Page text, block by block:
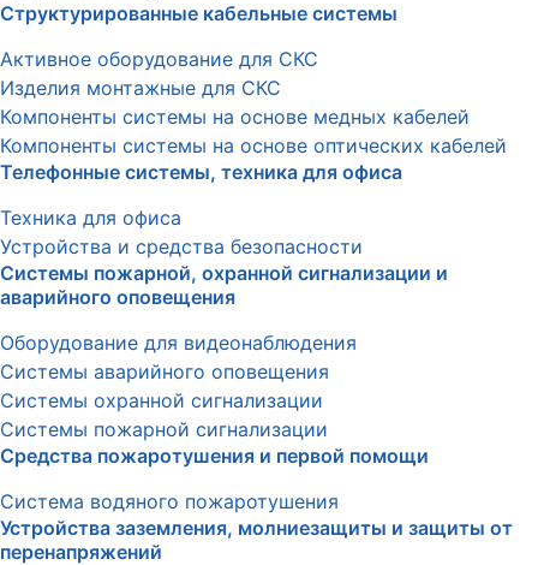
Структурированные кабельные системы
Активное оборудование для СКС
Изделия монтажные для СКС
Компоненты системы на основе медных кабелей
Компоненты системы на основе оптических кабелей
Телефонные системы, техника для офиса
Техника для офиса
Устройства и средства безопасности
Системы пожарной, охранной сигнализации и
аварийного оповещения
Оборудование для видеонаблюдения
Системы аварийного оповещения
Системы охранной сигнализации
Системы пожарной сигнализации
Средства пожаротушения и первой помощи
Система водяного пожаротушения
Устройства заземления, молниезащиты и защиты от
перенапряжений